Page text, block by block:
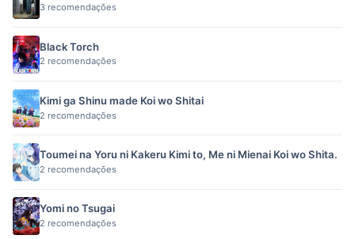
3 recomendações
Black Torch
2 recomendações
Kimi ga Shinu made Koi wo Shitai
2 recomendações
Toumei na Yoru ni Kakeru Kimi to, Me ni Mienai Koi wo Shita.
2 recomendações
Yomi no Tsugai
2 recomendações